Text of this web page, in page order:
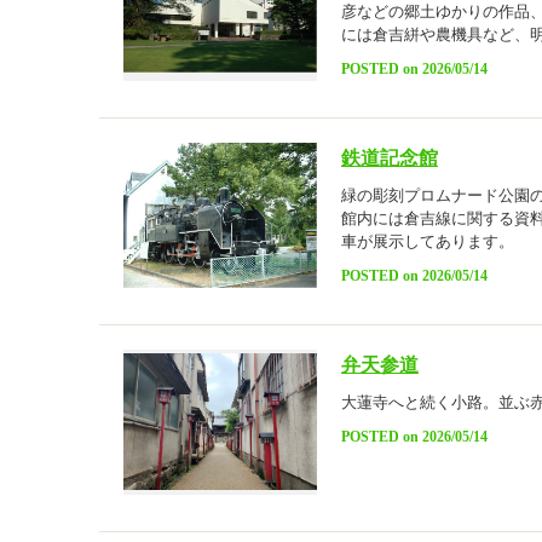
彦などの郷土ゆかりの作品
には倉吉絣や農機具など、
POSTED on 2026/05/14
鉄道記念館
緑の彫刻プロムナード公園
館内には倉吉線に関する資
車が展示してあります。
POSTED on 2026/05/14
弁天参道
大蓮寺へと続く小路。並ぶ
POSTED on 2026/05/14